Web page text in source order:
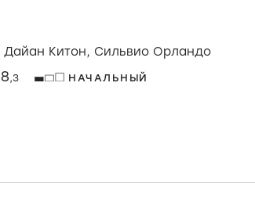
Дайан Китон, Сильвио Орландо
8,3 НАЧАЛЬНЫЙ